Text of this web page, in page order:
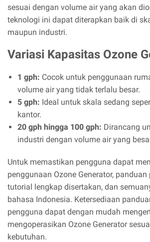
sesuai dengan volume air yang akan
teknologi ini dapat diterapkan baik di
maupun industri.
Variasi Kapasitas Ozone
1 gph: Cocok untuk penggunaan
volume air yang tidak terlalu besar.
5 gph: Ideal untuk skala sedang
kantor.
20 gph hingga 100 gph: Dirancang
industri dengan volume air yang
Untuk memastikan pengguna dapat
penggunaan Ozone Generator,
tutorial lengkap disertakan, dan
bahasa Indonesia. Ketersediaan
pengguna dapat dengan mudah
mengoperasikan Ozone Generator
kebutuhan.